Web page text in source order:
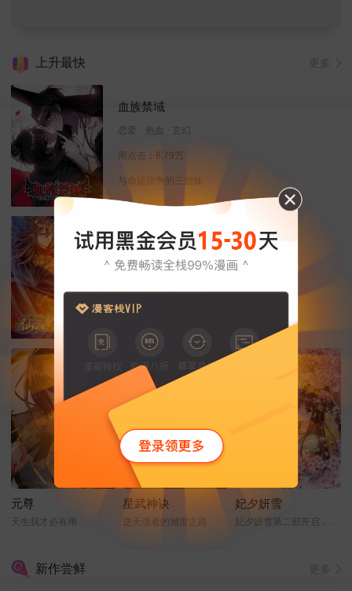
上升最快
血族禁域
恋爱 热血 玄幻
周点击： 8.79万
与命运抗争的三姐妹
仙武帝尊
修真 热血 玄幻
且看我置之死地而后生
元尊
天生我才必有用
星武神诀
逆天强者的撼世之路
妃夕妍雪
妃夕妍雪第二部开启，缘起之章
新作尝鲜